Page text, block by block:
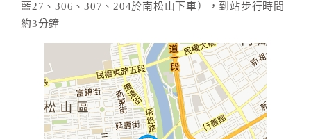
藍27、306、307、204於南松山下車），到站步行時間
約3分鐘